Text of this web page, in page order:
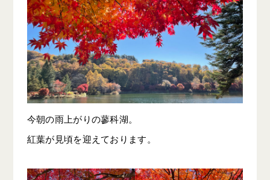
今朝の雨上がりの蓼科湖。
紅葉が見頃を迎えております。